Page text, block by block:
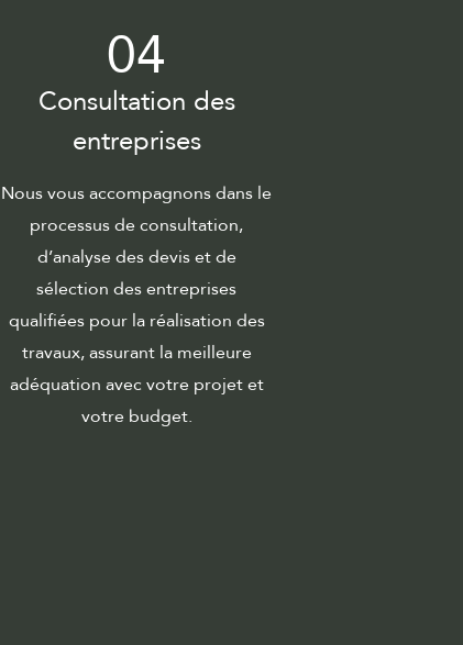
04
Consultation des
entreprises
Nous vous accompagnons dans le
processus de consultation,
d’analyse des devis et de
sélection des entreprises
qualifiées pour la réalisation des
travaux, assurant la meilleure
adéquation avec votre projet et
votre budget.